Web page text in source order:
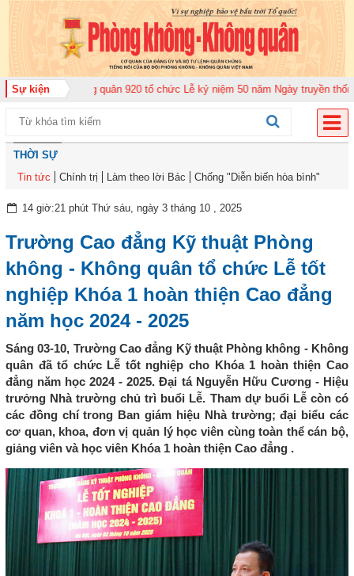
Sự kiện
đoàn Không quân 920 tổ chức Lễ kỷ niệm 50 năm Ngày truyền thống (12-
THỜI SỰ
Tin tức
Chính trị Làm theo lời Bác Chống "Diễn biến hòa bình"
14 giờ:21 phút Thứ sáu, ngày 3 tháng 10 , 2025
Trường Cao đẳng Kỹ thuật Phòng
không - Không quân tổ chức Lễ tốt
nghiệp Khóa 1 hoàn thiện Cao đẳng
năm học 2024 - 2025
Sáng 03-10, Trường Cao đẳng Kỹ thuật Phòng không - Không
quân đã tổ chức Lễ tốt nghiệp cho Khóa 1 hoàn thiện Cao
đẳng năm học 2024 - 2025. Đại tá Nguyễn Hữu Cương - Hiệu
trưởng Nhà trường chủ trì buổi Lễ. Tham dự buổi Lễ còn có
các đồng chí trong Ban giám hiệu Nhà trường; đại biểu các
cơ quan, khoa, đơn vị quản lý học viên cùng toàn thể cán bộ,
giảng viên và học viên Khóa 1 hoàn thiện Cao đẳng .